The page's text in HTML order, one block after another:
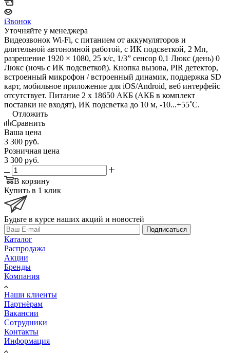
iЗвонок
Уточняйте у менеджера
Видеозвонок Wi-Fi, с питанием от аккумуляторов и
длительной автономной работой, с ИК подсветкой, 2 Мп,
разрешение 1920 × 1080, 25 к/с, 1/3” сенсор 0,1 Люкс (день) 0
Люкс (ночь с ИК подсветкой). Кнопка вызова, PIR детектор,
встроенный микрофон / встроенный динамик, поддержка SD
карт, мобильное приложение для iOS/Android, веб интерфейс
отсутствует. Питание 2 х 18650 АКБ (АКБ в комплект
поставки не входят), ИК подсветка до 10 м, -10...+55˚C.
Отложить
Сравнить
Ваша цена
3 300 руб.
Розничная цена
3 300 руб.
В корзину
Купить в 1 клик
Будьте в курсе наших акций и новостей
Подписаться
Каталог
Распродажа
Акции
Бренды
Компания
Наши клиенты
Партнёрам
Вакансии
Сотрудники
Контакты
Информация